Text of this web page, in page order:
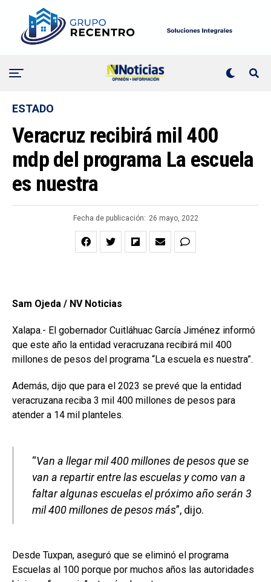
ESTADO
Veracruz recibirá mil 400
mdp del programa La escuela
es nuestra
Fecha de publicación: 26 mayo, 2022
Sam Ojeda / NV Noticias
Xalapa.- El gobernador Cuitláhuac García Jiménez informó
que este año la entidad veracruzana recibirá mil 400
millones de pesos del programa “La escuela es nuestra”.
Además, dijo que para el 2023 se prevé que la entidad
veracruzana reciba 3 mil 400 millones de pesos para
atender a 14 mil planteles.
“Van a llegar mil 400 millones de pesos que se
van a repartir entre las escuelas y como van a
faltar algunas escuelas el próximo año serán 3
mil 400 millones de pesos más”, dijo.
Desde Tuxpan, aseguró que se eliminó el programa
Escuelas al 100 porque por muchos años las autoridades